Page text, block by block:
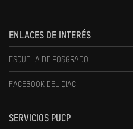
ENLACES DE INTERÉS
ESCUELA DE POSGRADO
FACEBOOK DEL CIAC
SERVICIOS PUCP